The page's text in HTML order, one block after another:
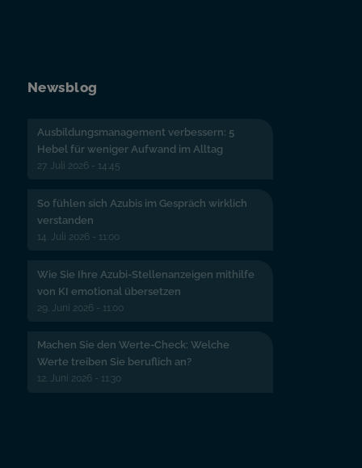
Newsblog
Ausbildungsmanagement verbessern: 5
Hebel für weniger Aufwand im Alltag
27. Juli 2026 - 14:45
So fühlen sich Azubis im Gespräch wirklich
verstanden
14. Juli 2026 - 11:00
Wie Sie Ihre Azubi-Stellenanzeigen mithilfe
von KI emotional übersetzen
29. Juni 2026 - 11:00
Machen Sie den Werte-Check: Welche
Werte treiben Sie beruflich an?
12. Juni 2026 - 11:30